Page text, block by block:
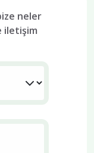
neler
iletişim